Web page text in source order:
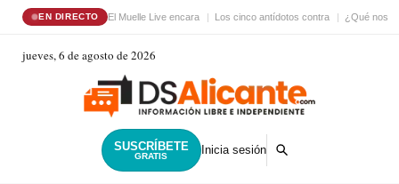
EN DIRECTO El Muelle Live encara Los cinco antídotos contra ¿Qué nos
jueves, 6 de agosto de 2026
SUSCRÍBETE
GRATIS Inicia sesión